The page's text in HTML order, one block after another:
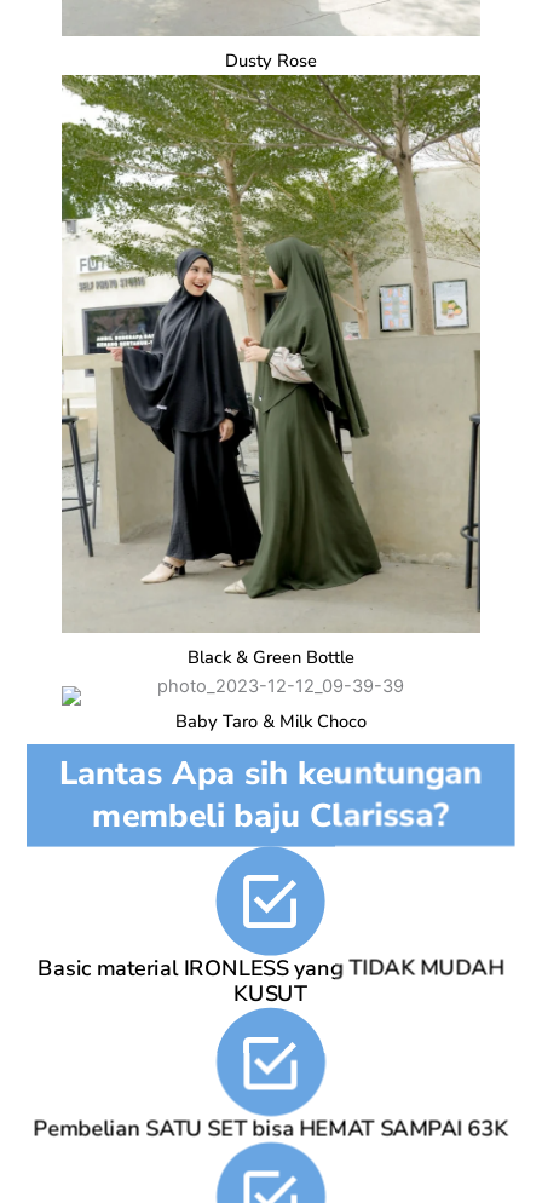
Dusty Rose
Black & Green Bottle
Baby Taro & Milk Choco
Lantas Apa sih keuntungan
membeli baju Clarissa?
Basic material IRONLESS yang TIDAK MUDAH
KUSUT
Pembelian SATU SET bisa HEMAT SAMPAI 63K